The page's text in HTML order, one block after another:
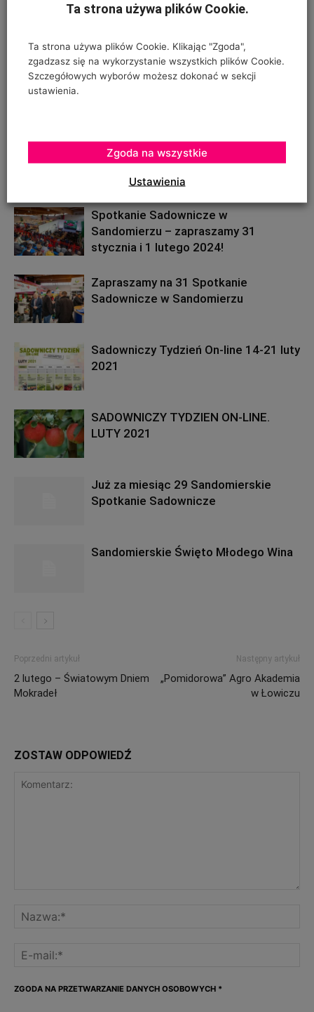
None found
WIĘCEJ OD AUTORA
Spotkanie Sadownicze w
Sandomierzu – zapraszamy 31
stycznia i 1 lutego 2024!
Zapraszamy na 31 Spotkanie
Sadownicze w Sandomierzu
Sadowniczy Tydzień On-line 14-21 luty
2021
SADOWNICZY TYDZIEN ON-LINE.
LUTY 2021
Już za miesiąc 29 Sandomierskie
Spotkanie Sadownicze
Sandomierskie Święto Młodego Wina
Poprzedni artykuł
2 lutego – Światowym Dniem
Mokradeł
Następny artykuł
„Pomidorowa” Agro Akademia
w Łowiczu
ZOSTAW ODPOWIEDŹ
ZGODA NA PRZETWARZANIE DANYCH OSOBOWYCH *
Ta strona używa plików Cookie.
Ta strona używa plików Cookie. Klikając "Zgoda",
zgadzasz się na wykorzystanie wszystkich plików Cookie.
Szczegółowych wyborów możesz dokonać w sekcji
ustawienia.
Ustawienia
Zgoda na wszystkie